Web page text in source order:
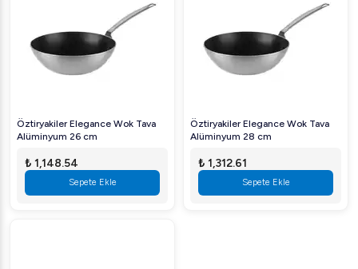
Öztiryakiler Elegance Wok Tava
Alüminyum 26 cm
₺ 1,148.54
Sepete Ekle
Öztiryakiler Elegance Wok Tava
Alüminyum 28 cm
₺ 1,312.61
Sepete Ekle